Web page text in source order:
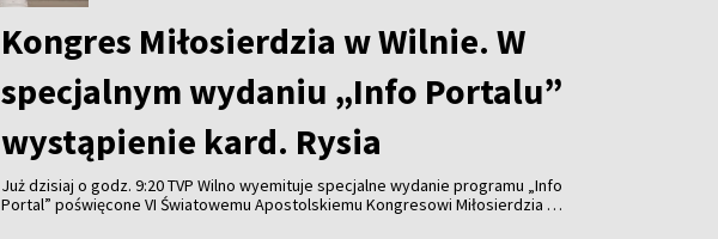
Kongres Miłosierdzia w Wilnie. W
specjalnym wydaniu „Info Portalu”
wystąpienie kard. Rysia
Już dzisiaj o godz. 9:20 TVP Wilno wyemituje specjalne wydanie programu „Info
Portal” poświęcone VI Światowemu Apostolskiemu Kongresowi Miłosierdzia w